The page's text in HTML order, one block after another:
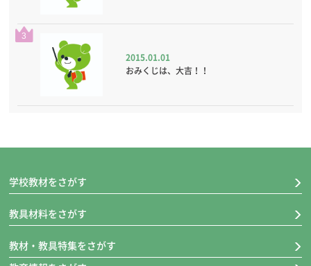
3
2015.01.01
おみくじは、大吉！！
学校教材をさがす
教具材料をさがす
教材・教具特集をさがす